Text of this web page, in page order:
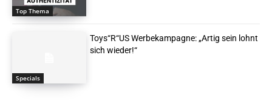
Top Thema
Specials
Toys“R“US Werbekampagne: „Artig sein lohnt
sich wieder!“